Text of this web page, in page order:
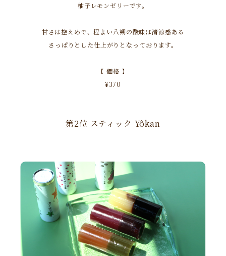
柚子レモンゼリーです。
甘さは控えめで、程よい八朔の酸味は清涼感ある
さっぱりとした仕上がりとなっております。
【 価格 】
¥370
第2位 スティック Yôkan